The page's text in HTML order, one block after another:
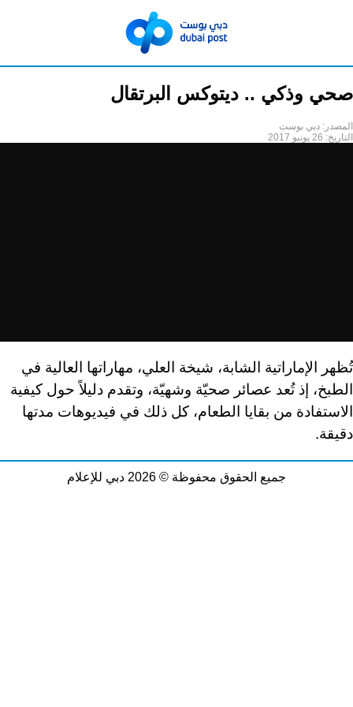
صحي وذكي .. ديتوكس البرتقال
المصدر: دبي بوست
التاريخ: 26 يونيو 2017
تُظهر الإماراتية الشابة، شيخة العلي، مهاراتها العالية في
الطبخ، إذ تُعد عصائر صحيّة وشهيّة، وتقدم دليلاً حول كيفية
الاستفادة من بقايا الطعام، كل ذلك في فيديوهات مدتها
دقيقة.
جميع الحقوق محفوظة © 2026 دبي للإعلام